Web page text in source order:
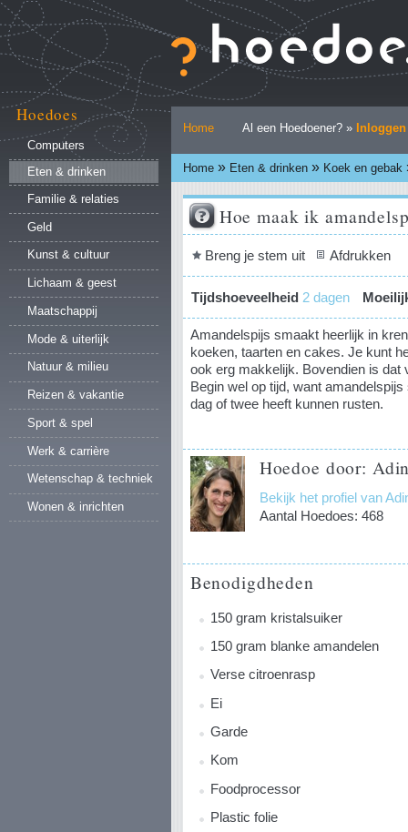
naar
inhoud.
Ga
naar
navigatie
Persoonlijke
hulpmiddelen
Home Al een Hoedoener? » Inloggen
Home » Eten & drinken » Koek en gebak
Hoedoes
Computers
Eten & drinken
Familie & relaties
Geld
Kunst & cultuur
Lichaam & geest
Maatschappij
Mode & uiterlijk
Natuur & milieu
Reizen & vakantie
Sport & spel
Werk & carrière
Wetenschap & techniek
Wonen & inrichten
Hoe maak ik
Document
Breng je stem uit Afdrukken
Tijdshoeveelheid 2 dagen
Amandelspijs smaakt heerlijk in
koeken, taarten en cakes. Je kunt
ook erg makkelijk. Bovendien is dat
Begin wel op tijd, want
dag of twee heeft kunnen rusten.
Hoedoe door:
Bekijk het profiel van
Aantal Hoedoes: 468
Benodigdheden
150 gram kristalsuiker
150 gram blanke amandelen
Verse citroenrasp
Ei
Garde
Kom
Foodprocessor
Plastic folie